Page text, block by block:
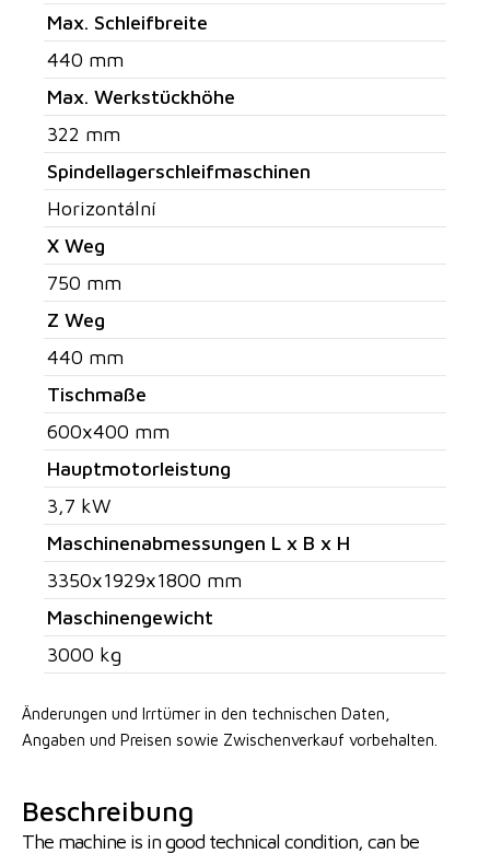
Max. Schleifbreite
440 mm
Max. Werkstückhöhe
322 mm
Spindellagerschleifmaschinen
Horizontální
X Weg
750 mm
Z Weg
440 mm
Tischmaße
600x400 mm
Hauptmotorleistung
3,7 kW
Maschinenabmessungen L x B x H
3350x1929x1800 mm
Maschinengewicht
3000 kg
Änderungen und Irrtümer in den technischen Daten,
Angaben und Preisen sowie Zwischenverkauf vorbehalten.
Beschreibung
The machine is in good technical condition, can be